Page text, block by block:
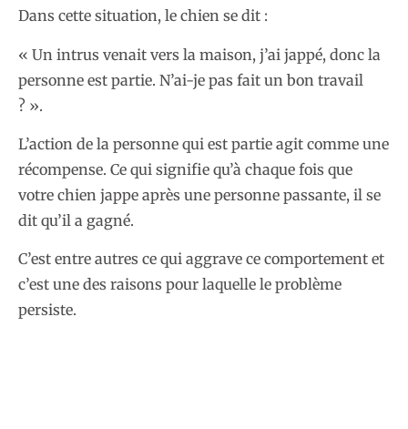
Dans cette situation, le chien se dit :
« Un intrus venait vers la maison, j’ai jappé, donc la
personne est partie. N’ai-je pas fait un bon travail
? ».
L’action de la personne qui est partie agit comme une
récompense. Ce qui signifie qu’à chaque fois que
votre chien jappe après une personne passante, il se
dit qu’il a gagné.
C’est entre autres ce qui aggrave ce comportement et
c’est une des raisons pour laquelle le problème
persiste.